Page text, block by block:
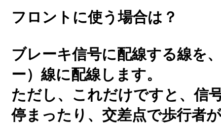
フロントに使う場合は？
ブレーキ信号に配線する線を
ー）線に配線します。
ただし、これだけですと、信
停まったり、交差点で歩行者